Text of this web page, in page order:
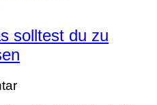
solltest du zu